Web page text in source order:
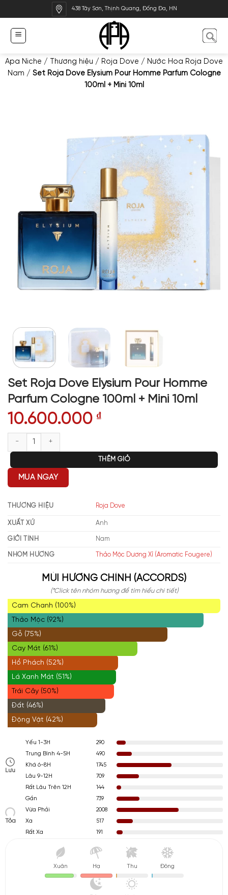
qua
dung
438 Tây Sơn, Thịnh Quang, Đống Đa, HN
Apa Niche / Thương hiệu / Roja Dove / Nước Hoa Roja Dove
Nam / Set Roja Dove Elysium Pour Homme Parfum Cologne
100ml + Mini 10ml
Set Roja Dove Elysium Pour Homme
Parfum Cologne 100ml + Mini 10ml
10.600.000 ₫
Set Roja Dove Elysium Pour Homme Parfum Cologne 100ml + Mini 10ml
THÊM GIỎ
MUA NGAY
THƯƠNG HIỆU Roja Dove
XUẤT XỨ Anh
GIỚI TÍNH Nam
NHÓM HƯƠNG Thảo Mộc Dương Xỉ (Aromatic Fougere)
MÙI HƯƠNG CHÍNH (ACCORDS)
(*Click tên nhóm hương để tìm hiểu chi tiết)
Cam Chanh (100%)
Thảo Mộc (92%)
Gỗ (75%)
Cay Mát (61%)
Hổ Phách (52%)
Lá Xanh Mát (51%)
Trái Cây (50%)
Đất (46%)
Động Vật (42%)
Lưu
Yếu 1-3H
290
Trung Bình 4-5H
490
Khá 6-8H
1745
Lâu 9-12H
709
Rất Lâu Trên 12H
144
Tỏa
Gần
739
Vừa Phải
2008
Xa
517
Rất Xa
191
Xuân Hạ Thu Đông